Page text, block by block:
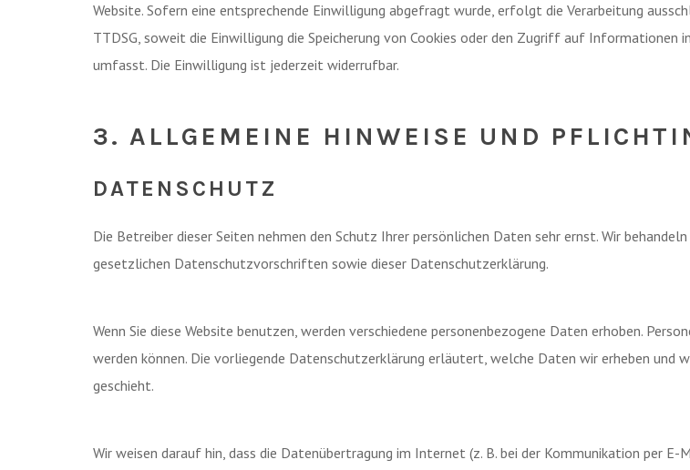
Website. Sofern eine entsprechende Einwilligung abgefragt wurde, erfolgt die Verarbeitung
TTDSG, soweit die Einwilligung die Speicherung von Cookies oder den Zugriff auf Informationen
umfasst. Die Einwilligung ist jederzeit widerrufbar.
3. ALLGEMEINE HINWEISE UND
DATENSCHUTZ
Die Betreiber dieser Seiten nehmen den Schutz Ihrer persönlichen Daten sehr ernst. Wir
gesetzlichen Datenschutzvorschriften sowie dieser Datenschutzerklärung.
Wenn Sie diese Website benutzen, werden verschiedene personenbezogene Daten erhoben.
werden können. Die vorliegende Datenschutzerklärung erläutert, welche Daten wir erheben und
geschieht.
Wir weisen darauf hin, dass die Datenübertragung im Internet (z. B. bei der Kommunikation per